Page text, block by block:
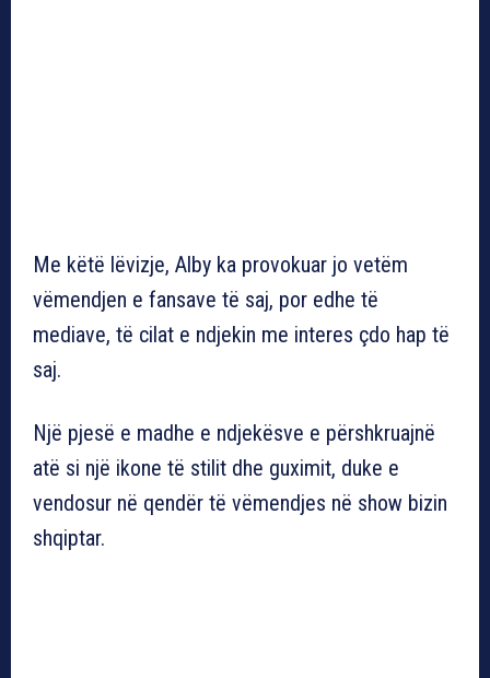
Me këtë lëvizje, Alby ka provokuar jo vetëm
vëmendjen e fansave të saj, por edhe të
mediave, të cilat e ndjekin me interes çdo hap të
saj.
Një pjesë e madhe e ndjekësve e përshkruajnë
atë si një ikone të stilit dhe guximit, duke e
vendosur në qendër të vëmendjes në show bizin
shqiptar.